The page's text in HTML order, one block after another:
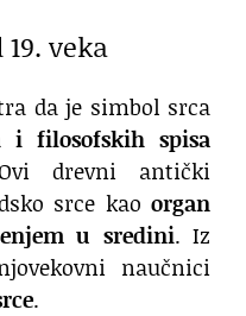
veka
da je simbol srca
i filosofskih spisa
drevni antički
srce kao organ
u sredini. Iz
naučnici
.